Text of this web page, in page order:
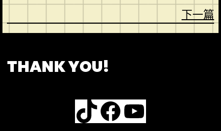
下一篇
THANK YOU!
TikTok Facebook YouTube